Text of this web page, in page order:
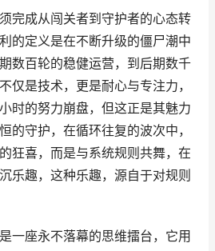
完成从闯关者到守护者的心态转
的定义是在不断升级的僵尸潮中
数百轮的稳健运营，到后期数千
仅是技术，更是耐心与专注力，
时的努力崩盘，但这正是其魅力
的守护，在循环往复的波次中，
狂喜，而是与系统规则共舞，在
乐趣，这种乐趣，源自于对规则
一座永不落幕的思维擂台，它用